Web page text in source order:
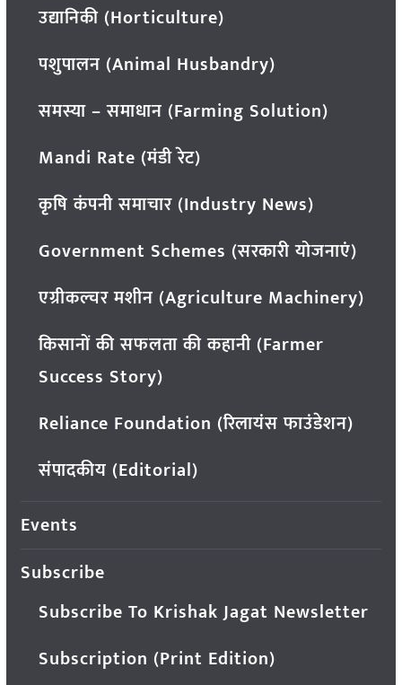
उद्यानिकी (Horticulture)
पशुपालन (Animal Husbandry)
समस्या – समाधान (Farming Solution)
Mandi Rate (मंडी रेट)
कृषि कंपनी समाचार (Industry News)
Government Schemes (सरकारी योजनाएं)
एग्रीकल्चर मशीन (Agriculture Machinery)
किसानों की सफलता की कहानी (Farmer
Success Story)
Reliance Foundation (रिलायंस फाउंडेशन)
संपादकीय (Editorial)
Events
Subscribe
Subscribe To Krishak Jagat Newsletter
Subscription (Print Edition)